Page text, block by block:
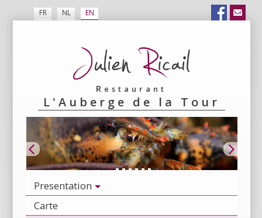
EN
NL
FR
Restaurant
L'Auberge de la Tour
Presentation
Carte